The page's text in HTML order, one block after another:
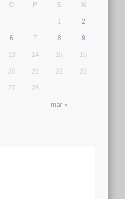
C P S N
mar »
1 2
6 7 8 9
13 14 15 16
20 21 22 23
27 28